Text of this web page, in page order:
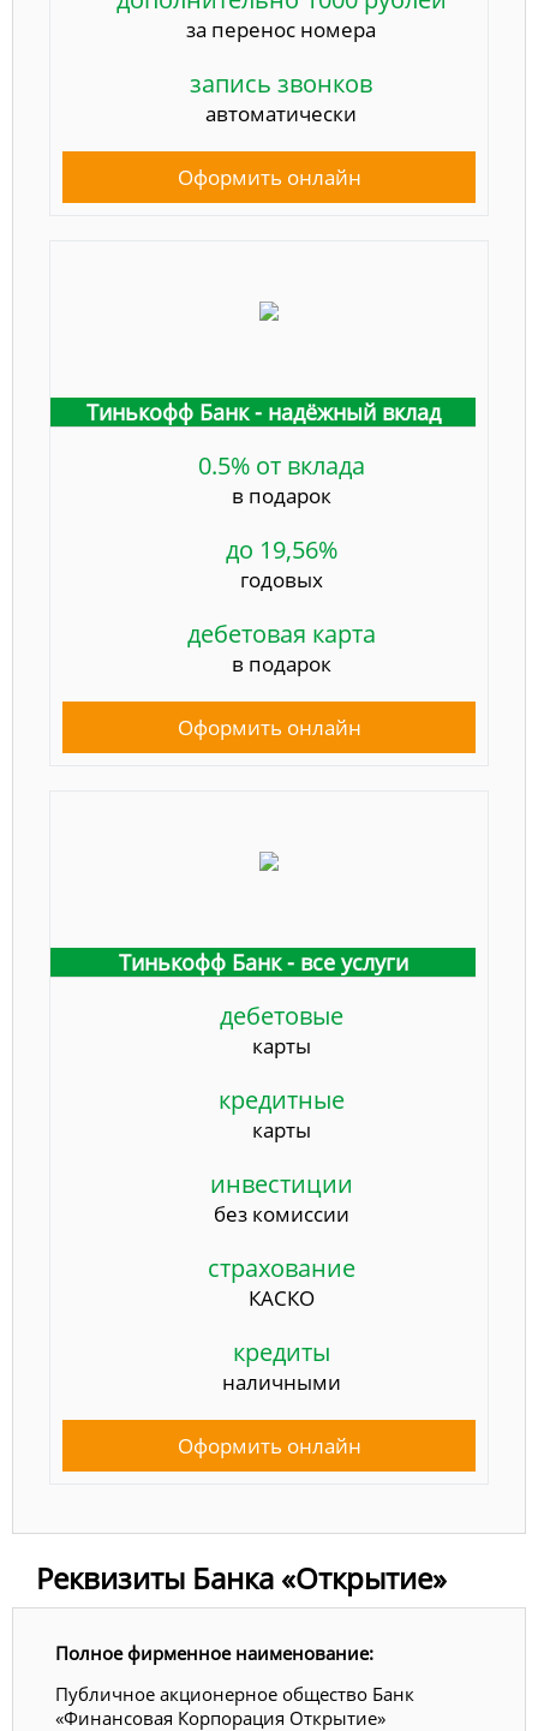
за перенос номера
запись звонков
автоматически
Оформить онлайн
Тинькофф Банк - надёжный вклад
0.5% от вклада
в подарок
до 19,56%
годовых
дебетовая карта
в подарок
Оформить онлайн
Тинькофф Банк - все услуги
дебетовые
карты
кредитные
карты
инвестиции
без комиссии
страхование
КАСКО
кредиты
наличными
Оформить онлайн
Реквизиты Банка «Открытие»
Полное фирменное наименование:
Публичное акционерное общество Банк
«Финансовая Корпорация Открытие»